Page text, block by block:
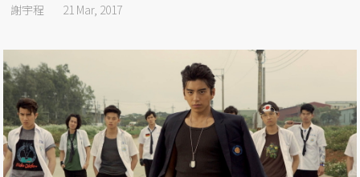
謝宇程 21 Mar, 2017